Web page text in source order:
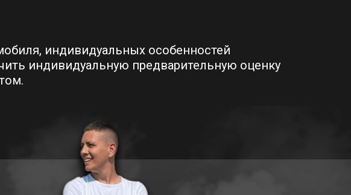
индивидуальных особенностей
индивидуальную предварительную оценку